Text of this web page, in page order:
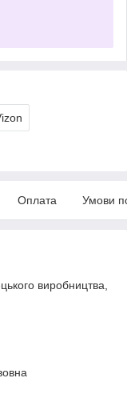
Оплата Умови
виробництва,